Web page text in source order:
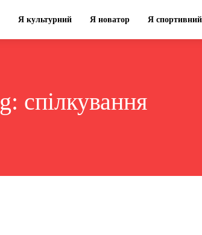
Я культурний Я новатор Я спортивний
спілкування